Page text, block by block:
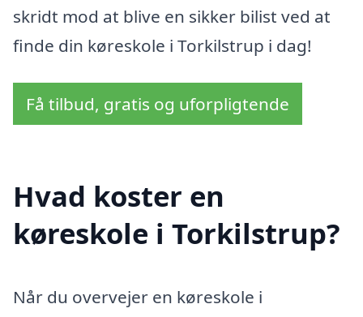
skridt mod at blive en sikker bilist ved at
finde din køreskole i Torkilstrup i dag!
Få tilbud, gratis og uforpligtende
Hvad koster en
køreskole i Torkilstrup?
Når du overvejer en køreskole i